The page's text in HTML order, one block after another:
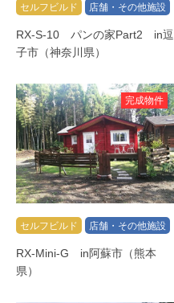
セルフビルド 店舗・その他施設
RX-S-10 パンの家Part2 in逗
子市（神奈川県）
完成物件
セルフビルド 店舗・その他施設
RX-Mini-G in阿蘇市（熊本
県）